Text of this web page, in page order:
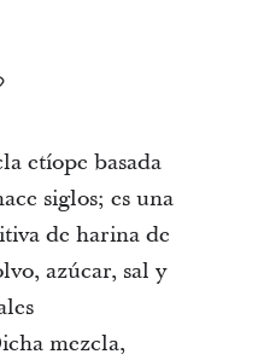
etíope basada
siglos; es una
de harina de
azúcar, sal y
mezcla,